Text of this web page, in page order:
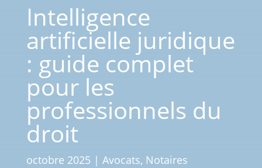
Intelligence
artificielle juridique
: guide complet
pour les
professionnels du
droit
octobre 2025 | Avocats, Notaires